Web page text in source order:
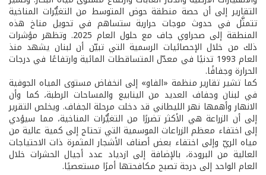
التقارير إلى أن حصة منطقة حوض المتوسط من التغيُّرات المناخية
تتمثَّل في حدوث موجات حرارية ستساهم في تحويل مناخ هذه
المنطقة إلى صحراوي جاف مع حلول العام 2025. وتظهر مؤشرات
ذلك من خلال الإحصائيات الرسمية التي تبيّن أن لبنان يشهد منذ
العام 1993 تدنيًا في معدّل المتساقطات المائية وارتفاعًا في درجات
الحرارة وجفافًا.
كما تشير تقارير منظمة «الفاو» إلى انخفاض مستوى المياه الجوفية
في لبنان وجفاف العديد من الينابيع والمساحات الرطبة، كما وأن
الانهار وأهمها نهر الليطاني قد دخلت مرحلة الجفاف. ويخلص التقرير
إلى أن الزراعة هي الأكثر تضررًا من التغيُّرات المناخية، مما سيؤدي
إلى اختفاء معظم الزراعات الموسمية التي تحتاج إلى كمية عالية من
مياه الريّ وإلى اختفاء بعض أصناف الأشجار المثمرة ذات الاحتياجات
العالية من البرودة، بالإضافة إلى ازدياد عدد أجيال الحشرات خلال
العام الواحد إلى درجة تصبح مكافحتها أمرًا مستعصيًا.